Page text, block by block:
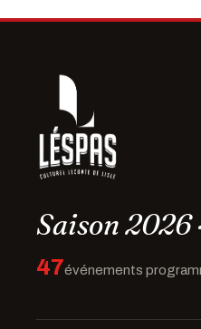
Saison 2026
47événements